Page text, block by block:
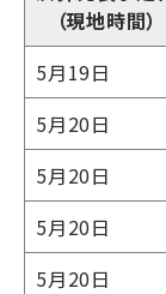
（現地時間）
5月19日
5月20日
5月20日
5月20日
5月20日